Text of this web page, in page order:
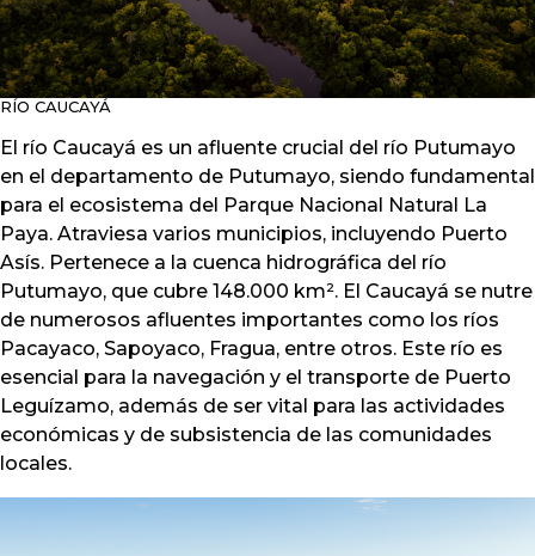
RÍO CAUCAYÁ
El río Caucayá es un afluente crucial del río Putumayo
en el departamento de Putumayo, siendo fundamental
para el ecosistema del Parque Nacional Natural La
Paya. Atraviesa varios municipios, incluyendo Puerto
Asís. Pertenece a la cuenca hidrográfica del río
Putumayo, que cubre 148.000 km². El Caucayá se nutre
de numerosos afluentes importantes como los ríos
Pacayaco, Sapoyaco, Fragua, entre otros. Este río es
esencial para la navegación y el transporte de Puerto
Leguízamo, además de ser vital para las actividades
económicas y de subsistencia de las comunidades
locales.